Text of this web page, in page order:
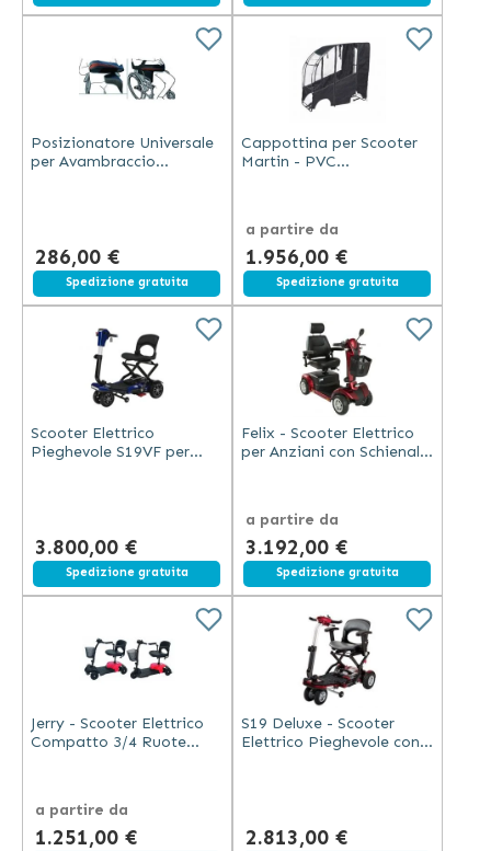
Posizionatore Universale
per Avambraccio
286,00 €
Spedizione gratuita
Cappottina per Scooter
Martin - PVC
a partire da
1.956,00 €
Spedizione gratuita
Scooter Elettrico
Pieghevole S19VF per
3.800,00 €
Spedizione gratuita
Felix - Scooter Elettrico
per Anziani con Schienale
a partire da
3.192,00 €
Spedizione gratuita
Jerry - Scooter Elettrico
Compatto 3/4 Ruote
a partire da
1.251,00 €
S19 Deluxe - Scooter
Elettrico Pieghevole con
2.813,00 €